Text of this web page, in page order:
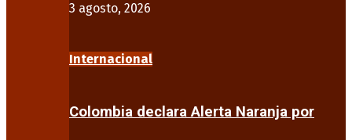
3 agosto, 2026
Internacional
Colombia declara Alerta Naranja por